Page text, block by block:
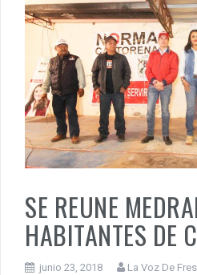
SE REUNE
HABITANTES DE
junio 23, 2018 La Voz De